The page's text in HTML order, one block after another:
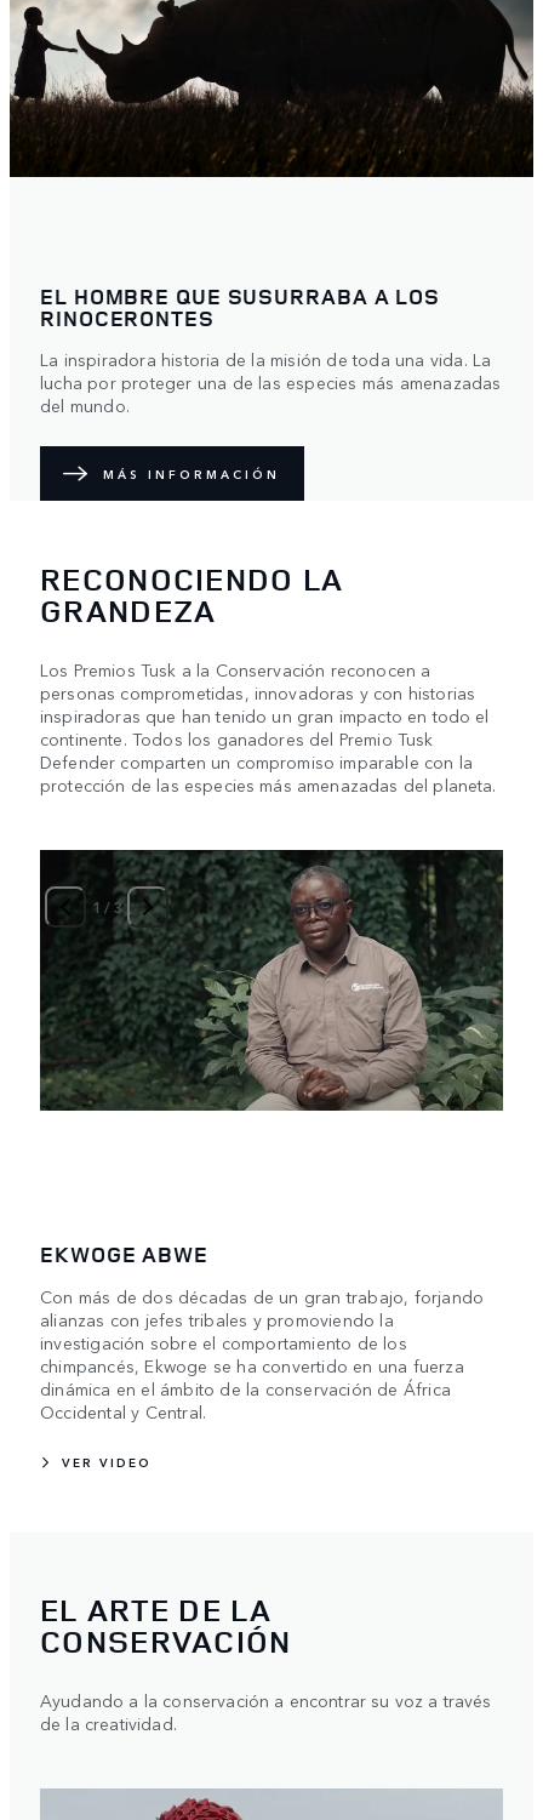
EL HOMBRE QUE SUSURRABA A LOS
RINOCERONTES
La inspiradora historia de la misión de toda una vida. La
lucha por proteger una de las especies más amenazadas
del mundo.
MÁS INFORMACIÓN
RECONOCIENDO LA
GRANDEZA
Los Premios Tusk a la Conservación reconocen a
personas comprometidas, innovadoras y con historias
inspiradoras que han tenido un gran impacto en todo el
continente. Todos los ganadores del Premio Tusk
Defender comparten un compromiso imparable con la
protección de las especies más amenazadas del planeta.
1 /3
EKWOGE ABWE
Con más de dos décadas de un gran trabajo, forjando
alianzas con jefes tribales y promoviendo la
investigación sobre el comportamiento de los
chimpancés, Ekwoge se ha convertido en una fuerza
dinámica en el ámbito de la conservación de África
Occidental y Central.
VER VIDEO
EL ARTE DE LA
CONSERVACIÓN
Ayudando a la conservación a encontrar su voz a través
de la creatividad.